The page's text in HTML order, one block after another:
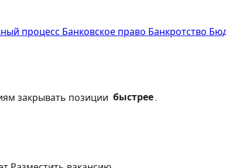
процесс Банковское право Банкротство
закрывать позиции быстрее.